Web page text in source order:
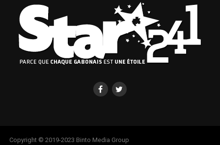
Copyright © 2019-2023 Binto Media Group